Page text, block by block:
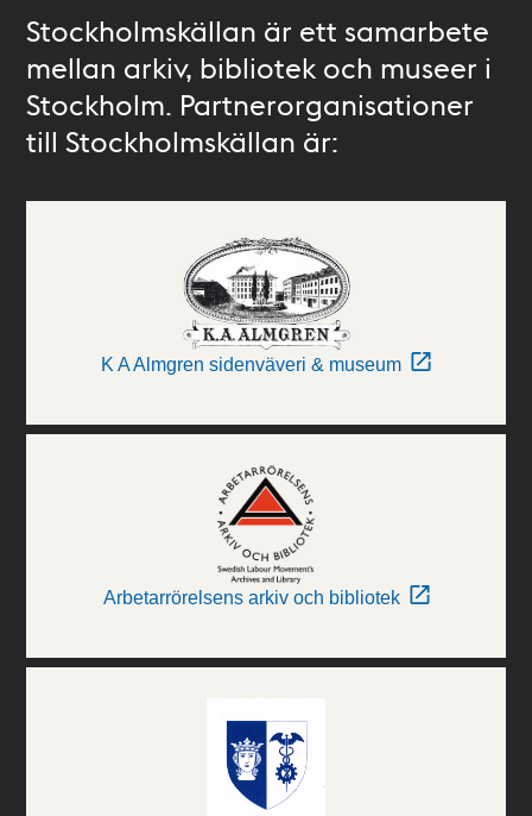
Stockholmskällan är ett samarbete
mellan arkiv, bibliotek och museer i
Stockholm. Partnerorganisationer
till Stockholmskällan är:
K A Almgren sidenväveri & museum
Arbetarrörelsens arkiv och bibliotek